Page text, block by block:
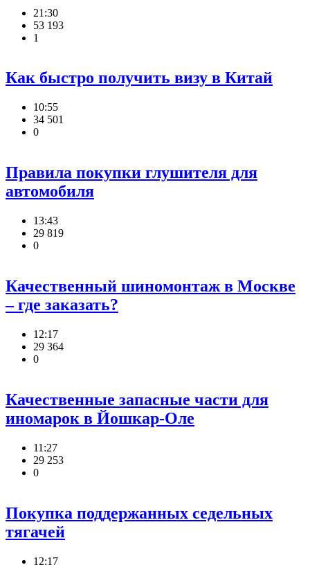
21:30
53 193
1
Как быстро получить визу в Китай
10:55
34 501
0
Правила покупки глушителя для
автомобиля
13:43
29 819
0
Качественный шиномонтаж в Москве
– где заказать?
12:17
29 364
0
Качественные запасные части для
иномарок в Йошкар-Оле
11:27
29 253
0
Покупка поддержанных седельных
тягачей
12:17